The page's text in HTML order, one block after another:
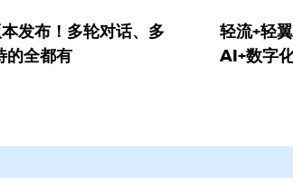
发布！多轮对话、多
的全都有
轻流+轻
AI+数字